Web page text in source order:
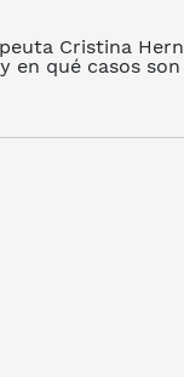
Cristina
en qué casos